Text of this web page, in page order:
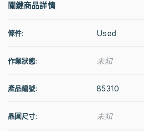
關鍵商品詳情
條件: Used
作業狀態: 未知
產品編號: 85310
晶圓尺寸: 未知